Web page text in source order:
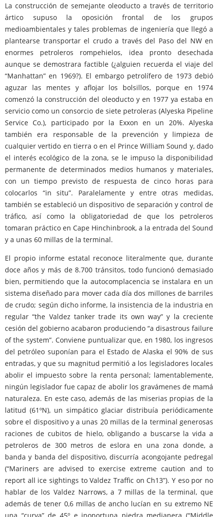
La construcción de semejante oleoducto a través de territorio
ártico supuso la oposición frontal de los grupos
medioambientales y tales problemas de ingeniería que llegó a
plantearse transportar el crudo a través del Paso del NW en
enormes petroleros rompehielos, idea pronto desechada
aunque se demostrara factible (¿alguien recuerda el viaje del
“Manhattan” en 1969?). El embargo petrolífero de 1973 debió
aguzar las mentes y aflojar los bolsillos, porque en 1974
comenzó la construcción del oleoducto y en 1977 ya estaba en
servicio como un consorcio de siete petroleras (Alyeska Pipeline
Service Co.), participado por la Exxon en un 20%. Alyeska
también era responsable de la prevención y limpieza de
cualquier vertido en tierra o en el Prince William Sound y, dado
el interés ecológico de la zona, se le impuso la disponibilidad
permanente de determinados medios humanos y materiales,
con un tiempo previsto de respuesta de cinco horas para
colocarlos “in situ”. Paralelamente y entre otras medidas,
también se estableció un dispositivo de separación y control de
tráfico, así como la obligatoriedad de que los petroleros
tomaran práctico en Cape Hinchinbrook, a la entrada del Sound
y a unas 60 millas de la terminal.
El propio informe estatal reconoce literalmente que, durante
doce años y más de 8.700 tránsitos, todo funcionó demasiado
bien, permitiendo que la autocomplacencia se instalara en un
sistema diseñado para mover cada día dos millones de barriles
de crudo; según dicho informe, la insistencia de la industria en
regular “the Valdez tanker trade its own way” y la creciente
cesión del gobierno acabaron produciendo “a disastrous failure
of the system”. Conviene puntualizar que, en 1980, los ingresos
del petróleo suponían para el Estado de Alaska el 90% de sus
entradas, y que su magnitud permitió a los legisladores locales
abolir el impuesto sobre la renta personal; lamentablemente,
ningún legislador fue capaz de abolir los gravámenes de mamá
naturaleza. En este caso, además de las miserias propias de la
latitud (61ºN), un simpático glaciar distribuía periódicamente
sobre el dispositivo y a unas 20 millas de la terminal generosas
raciones de cubitos de hielo, obligando a buscarse la vida a
petroleros de 300 metros de eslora en una zona donde, a
banda y banda del dispositivo, discurría acongojante pedregal
(“Mariners are advised to exercise extreme caution and to
report all ice sightings to Valdez Traffic on Ch13”). Y eso por no
hablar de los Valdez Narrows, a 7 millas de la terminal, que
además de tener 0,6 millas de ancho lucían en su extremo NE